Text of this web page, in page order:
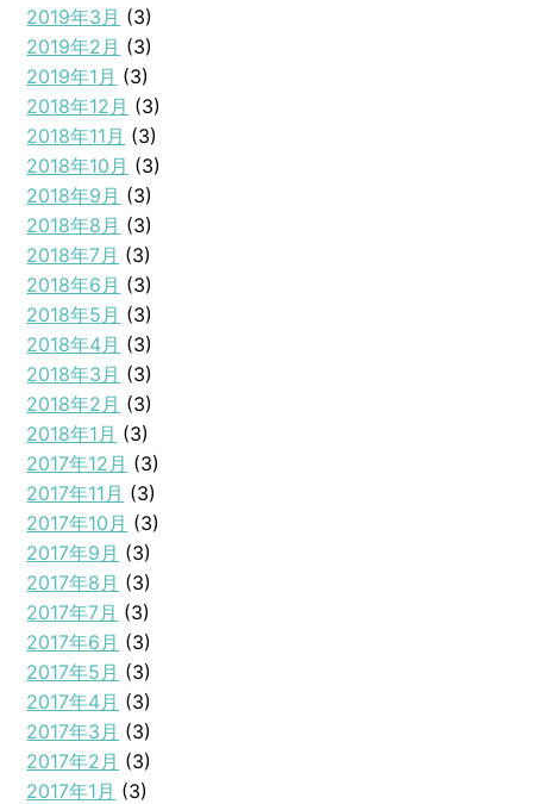
2019年3月 (3)
2019年2月 (3)
2019年1月 (3)
2018年12月 (3)
2018年11月 (3)
2018年10月 (3)
2018年9月 (3)
2018年8月 (3)
2018年7月 (3)
2018年6月 (3)
2018年5月 (3)
2018年4月 (3)
2018年3月 (3)
2018年2月 (3)
2018年1月 (3)
2017年12月 (3)
2017年11月 (3)
2017年10月 (3)
2017年9月 (3)
2017年8月 (3)
2017年7月 (3)
2017年6月 (3)
2017年5月 (3)
2017年4月 (3)
2017年3月 (3)
2017年2月 (3)
2017年1月 (3)